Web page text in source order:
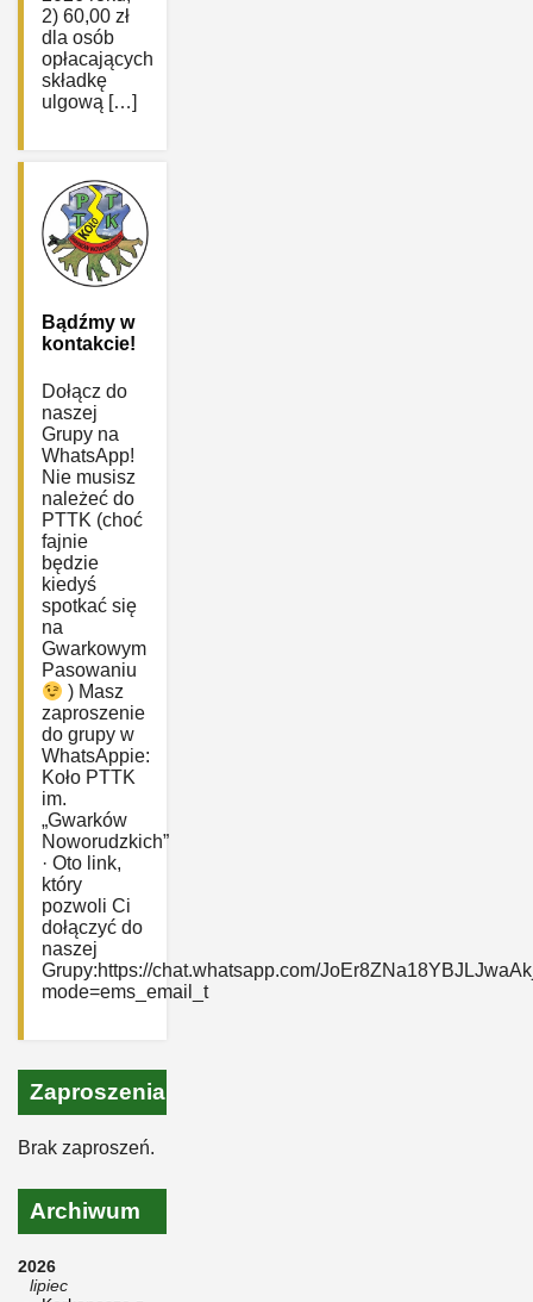
2) 60,00 zł
dla osób
opłacających
składkę
ulgową […]
Bądźmy w
kontakcie!
Dołącz do
naszej
Grupy na
WhatsApp!
Nie musisz
należeć do
PTTK (choć
fajnie
będzie
kiedyś
spotkać się
na
Gwarkowym
Pasowaniu
) Masz
zaproszenie
do grupy w
WhatsAppie:
‎Koło PTTK
im.
„Gwarków
Noworudzkich”
· Oto link,
który
pozwoli Ci
dołączyć do
naszej
Grupy:https://chat.whatsapp.com/
mode=ems_email_t
Zaproszenia
Brak zaproszeń.
Archiwum
2026
lipiec